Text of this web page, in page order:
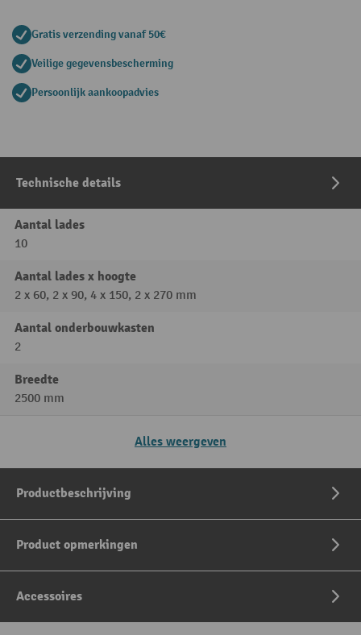
Gratis verzending vanaf 50€
Veilige gegevensbescherming
Persoonlijk aankoopadvies
Technische details
Aantal lades
10
Aantal lades x hoogte
2 x 60, 2 x 90, 4 x 150, 2 x 270 mm
Aantal onderbouwkasten
2
Breedte
2500 mm
Alles weergeven
Productbeschrijving
Product opmerkingen
Accessoires